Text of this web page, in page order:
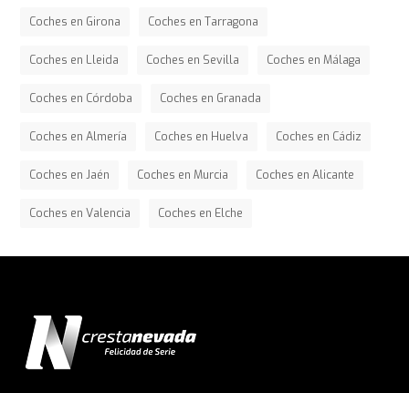
Coches en Girona Coches en Tarragona
Coches en Lleida Coches en Sevilla Coches en Málaga
Coches en Córdoba Coches en Granada
Coches en Almería Coches en Huelva Coches en Cádiz
Coches en Jaén Coches en Murcia Coches en Alicante
Coches en Valencia Coches en Elche